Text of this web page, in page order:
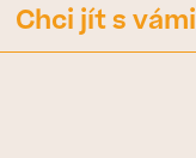
Chci jít s vámi